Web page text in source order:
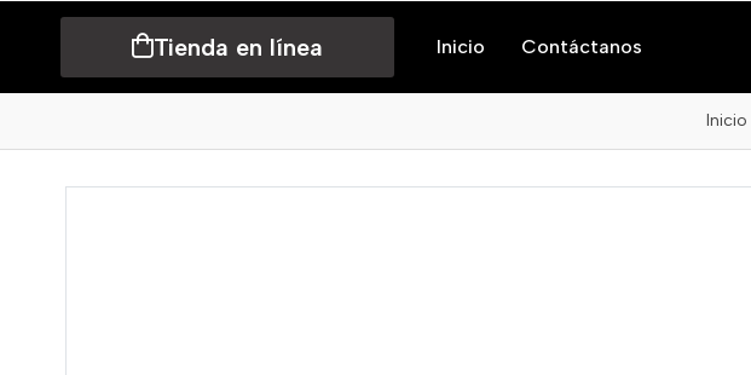
Tienda en línea Inicio Contáctanos
Inicio